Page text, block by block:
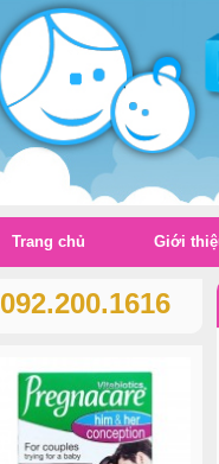
092.200.1616
Trang chủ Giới